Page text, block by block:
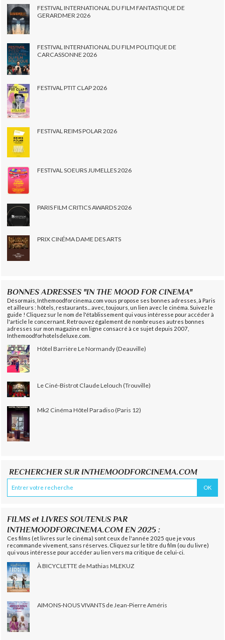
FESTIVAL INTERNATIONAL DU FILM FANTASTIQUE DE
GERARDMER 2026
FESTIVAL INTERNATIONAL DU FILM POLITIQUE DE
CARCASSONNE 2026
FESTIVAL PTIT CLAP 2026
FESTIVAL REIMS POLAR 2026
FESTIVAL SOEURS JUMELLES 2026
PARIS FILM CRITICS AWARDS 2026
PRIX CINÉMA DAME DES ARTS
BONNES ADRESSES "IN THE MOOD FOR CINEMA"
Désormais, Inthemoodforcinema.com vous propose ses bonnes adresses, à Paris
et ailleurs : hôtels, restaurants... avec, toujours, un lien avec le cinéma. Suivez le
guide ! Cliquez sur le nom de l'établissement qui vous intéresse pour accéder à
l'article le concernant. Retrouvez également de nombreuses autres bonnes
adresses sur mon magazine en ligne consacré à ce sujet depuis 2007,
Inthemoodforhotelsdeluxe.com.
Hôtel Barrière Le Normandy (Deauville)
Le Ciné-Bistrot Claude Lelouch (Trouville)
Mk2 Cinéma Hôtel Paradiso (Paris 12)
RECHERCHER SUR INTHEMOODFORCINEMA.COM
FILMS et LIVRES SOUTENUS PAR
INTHEMOODFORCINEMA.COM EN 2025 :
Ces films (et livres sur le cinéma) sont ceux de l'année 2025 que je vous
recommande vivement, sans réserves. Cliquez sur le titre du film (ou du livre)
qui vous intéresse pour accéder au lien vers ma critique de celui-ci.
À BICYCLETTE de Mathias MLEKUZ
AIMONS-NOUS VIVANTS de Jean-Pierre Améris